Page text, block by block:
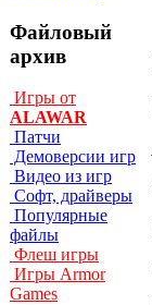
Файловый
архив
Игры от
ALAWAR
Патчи
Демоверсии игр
Видео из игр
Софт, драйверы
Популярные
файлы
Флеш игры
Игры Armor
Games